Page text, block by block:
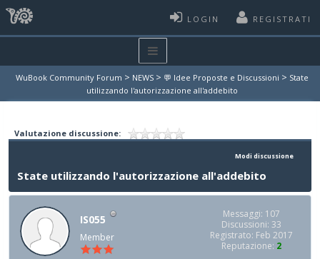
LOGIN REGISTRATI
WuBook Community Forum > NEWS > 💬 Idee Proposte e Discussioni > State
utilizzando l'autorizzazione all'addebito
Valutazione discussione:
Modi discussione
State utilizzando l'autorizzazione all'addebito
IS055
Member
Messaggi: 107
Discussioni: 33
Registrato: Feb 2017
Reputazione: 2